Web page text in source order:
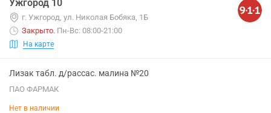
Ужгород 10
г. Ужгород, ул. Николая Бобяка, 1Б
Закрыто. Пн-Вс: 08:00-21:00
На карте
Лизак табл. д/рассас. малина №20
ПАО ФАРМАК
Нет в наличии